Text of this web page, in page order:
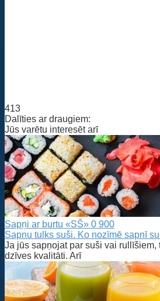
413
Dalīties ar draugiem:
Jūs varētu interesēt arī
Sapņi ar burtu «SŠ» 0 900
Sapnu tulks suši. Ko nozīmē sapnī
Ja jūs sapņojat par suši vai rullīšiem,
dzīves kvalitāti. Arī